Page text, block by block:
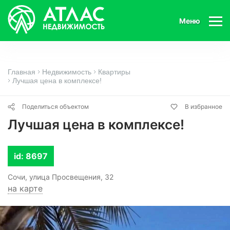
Меню
Главная Недвижимость
Квартиры
Лучшая цена в комплексе!
Поделиться объектом В избранное
Лучшая цена в комплексе!
id: 8697
Сочи, улица Просвещения, 32
на карте